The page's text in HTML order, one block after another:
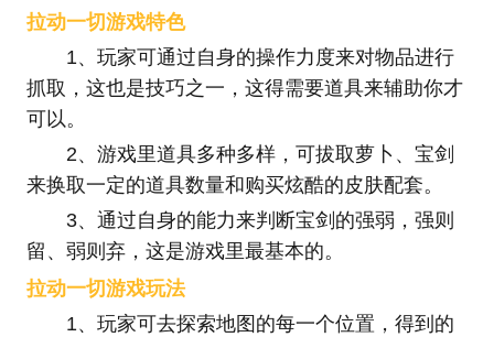
拉动一切游戏特色
1、玩家可通过自身的操作力度来对物品进行
抓取，这也是技巧之一，这得需要道具来辅助你才
可以。
2、游戏里道具多种多样，可拔取萝卜、宝剑
来换取一定的道具数量和购买炫酷的皮肤配套。
3、通过自身的能力来判断宝剑的强弱，强则
留、弱则弃，这是游戏里最基本的。
拉动一切游戏玩法
1、玩家可去探索地图的每一个位置，得到的